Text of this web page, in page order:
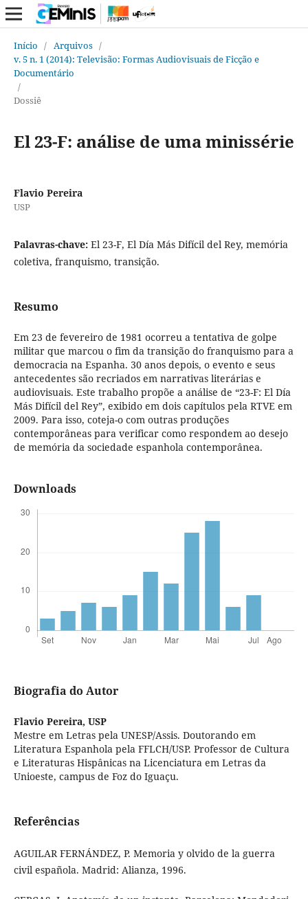
Início / Arquivos /
v. 5 n. 1 (2014): Televisão: Formas Audiovisuais de Ficção e
Documentário
/
Dossiê
El 23-F: análise de uma minissérie
Flavio Pereira
USP
Palavras-chave: El 23-F, El Día Más Difícil del Rey, memória
coletiva, franquismo, transição.
Resumo
Em 23 de fevereiro de 1981 ocorreu a tentativa de golpe
militar que marcou o fim da transição do franquismo para a
democracia na Espanha. 30 anos depois, o evento e seus
antecedentes são recriados em narrativas literárias e
audiovisuais. Este trabalho propõe a análise de “23-F: El Día
Más Difícil del Rey”, exibido em dois capítulos pela RTVE em
2009. Para isso, coteja-o com outras produções
contemporâneas para verificar como respondem ao desejo
de memória da sociedade espanhola contemporânea.
Downloads
Biografia do Autor
Flavio Pereira, USP
Mestre em Letras pela UNESP/Assis. Doutorando em
Literatura Espanhola pela FFLCH/USP. Professor de Cultura
e Literaturas Hispânicas na Licenciatura em Letras da
Unioeste, campus de Foz do Iguaçu.
Referências
AGUILAR FERNÁNDEZ, P. Memoria y olvido de la guerra
civil española. Madrid: Alianza, 1996.